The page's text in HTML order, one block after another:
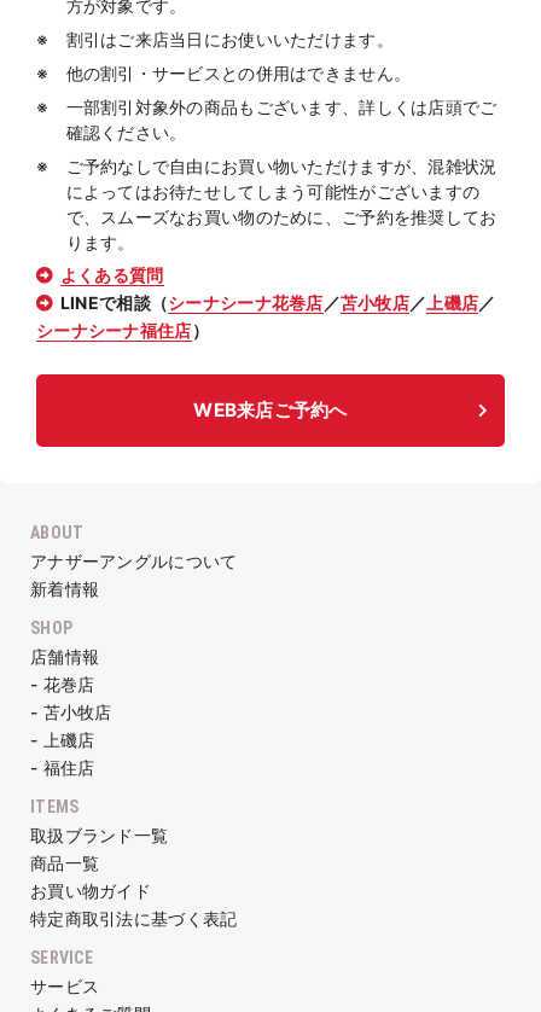
方が対象です。
割引はご来店当日にお使いいただけます。
他の割引・サービスとの併用はできません。
一部割引対象外の商品もございます、詳しくは店頭でご
確認ください。
ご予約なしで自由にお買い物いただけますが、混雑状況
によってはお待たせしてしまう可能性がございますの
で、スムーズなお買い物のために、ご予約を推奨してお
ります。
よくある質問
LINEで相談（シーナシーナ花巻店 ／苫小牧店／ 上磯店／
シーナシーナ福住店）
WEB来店ご予約へ
ABOUT
アナザーアングルについて
新着情報
SHOP
店舗情報
- 花巻店
- 苫小牧店
- 上磯店
- 福住店
ITEMS
取扱ブランド一覧
商品一覧
お買い物ガイド
特定商取引法に基づく表記
SERVICE
サービス